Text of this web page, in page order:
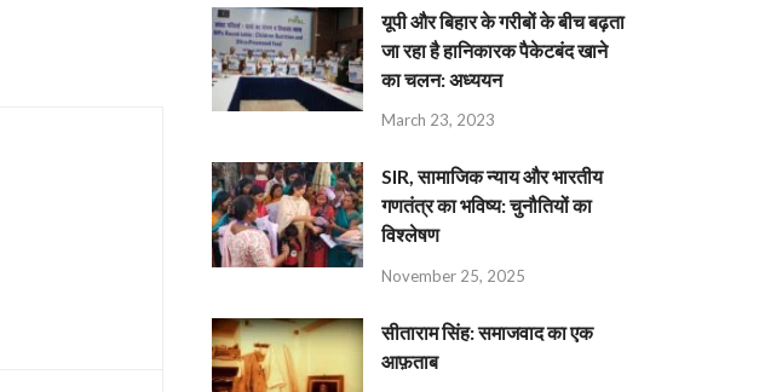
यूपी और बिहार के गरीबों के बीच बढ़ता
जा रहा है हानिकारक पैकेटबंद खाने
का चलन: अध्ययन
March 23, 2023
SIR, सामाजिक न्याय और भारतीय
गणतंत्र का भविष्य: चुनौतियों का
विश्लेषण
November 25, 2025
सीताराम सिंह: समाजवाद का एक
आफ़ताब